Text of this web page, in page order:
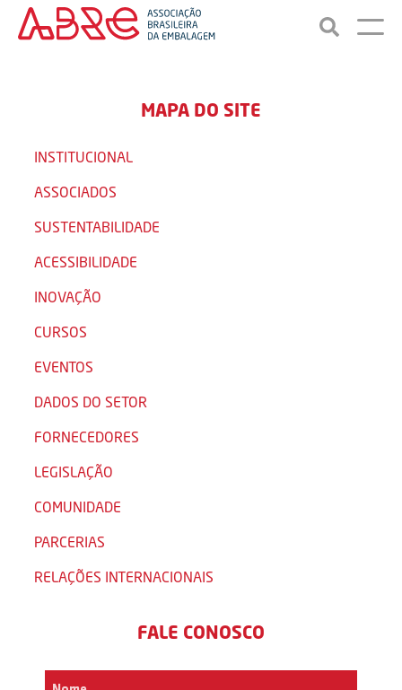
MAPA DO SITE
INSTITUCIONAL
ASSOCIADOS
SUSTENTABILIDADE
ACESSIBILIDADE
INOVAÇÃO
CURSOS
EVENTOS
DADOS DO SETOR
FORNECEDORES
LEGISLAÇÃO
COMUNIDADE
PARCERIAS
RELAÇÕES INTERNACIONAIS
FALE CONOSCO